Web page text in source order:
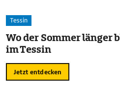
Tessin
Wo der Sommer länger
im Tessin
Jetzt entdecken